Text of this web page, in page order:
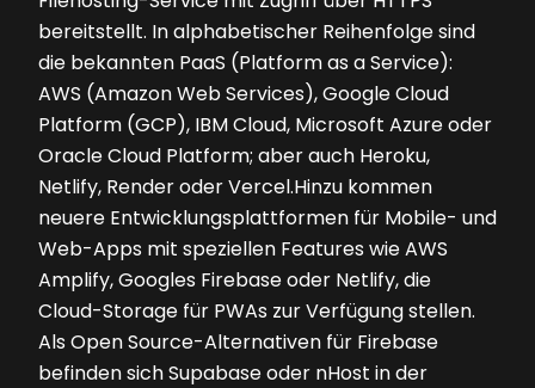
bereitstellt. In alphabetischer Reihenfolge sind
die bekannten PaaS (Platform as a Service):
AWS (Amazon Web Services), Google Cloud
Platform (GCP), IBM Cloud, Microsoft Azure oder
Oracle Cloud Platform; aber auch Heroku,
Netlify, Render oder Vercel.Hinzu kommen
neuere Entwicklungsplattformen für Mobile- und
Web-Apps mit speziellen Features wie AWS
Amplify, Googles Firebase oder Netlify, die
Cloud-Storage für PWAs zur Verfügung stellen.
Als Open Source-Alternativen für Firebase
befinden sich Supabase oder nHost in der